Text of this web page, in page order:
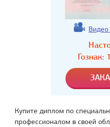
Гознак:
Купите диплом по
профессионалом в своей